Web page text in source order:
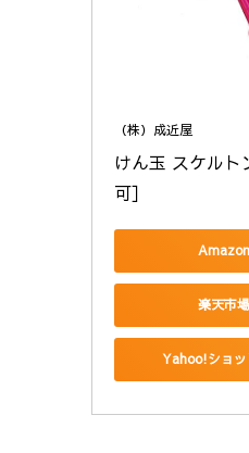
（株）成近屋
けん玉 スケルト
可］
楽天市
Yahoo!ショッ